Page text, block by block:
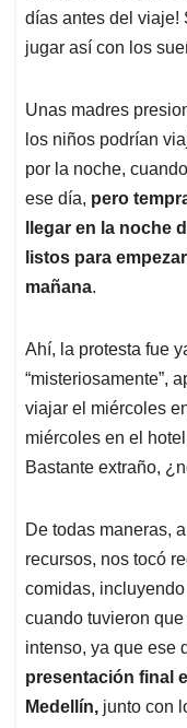
días antes del viaje!
jugar así con los
Unas madres
los niños podrían
por la noche,
ese día, pero
llegar en la noche
listos para
mañana.
Ahí, la protesta fue
“misteriosamente”,
viajar el miércoles
miércoles en el
Bastante extraño,
De todas maneras,
recursos, nos tocó
comidas,
cuando tuvieron
intenso, ya que ese
presentación final
Medellín, junto con